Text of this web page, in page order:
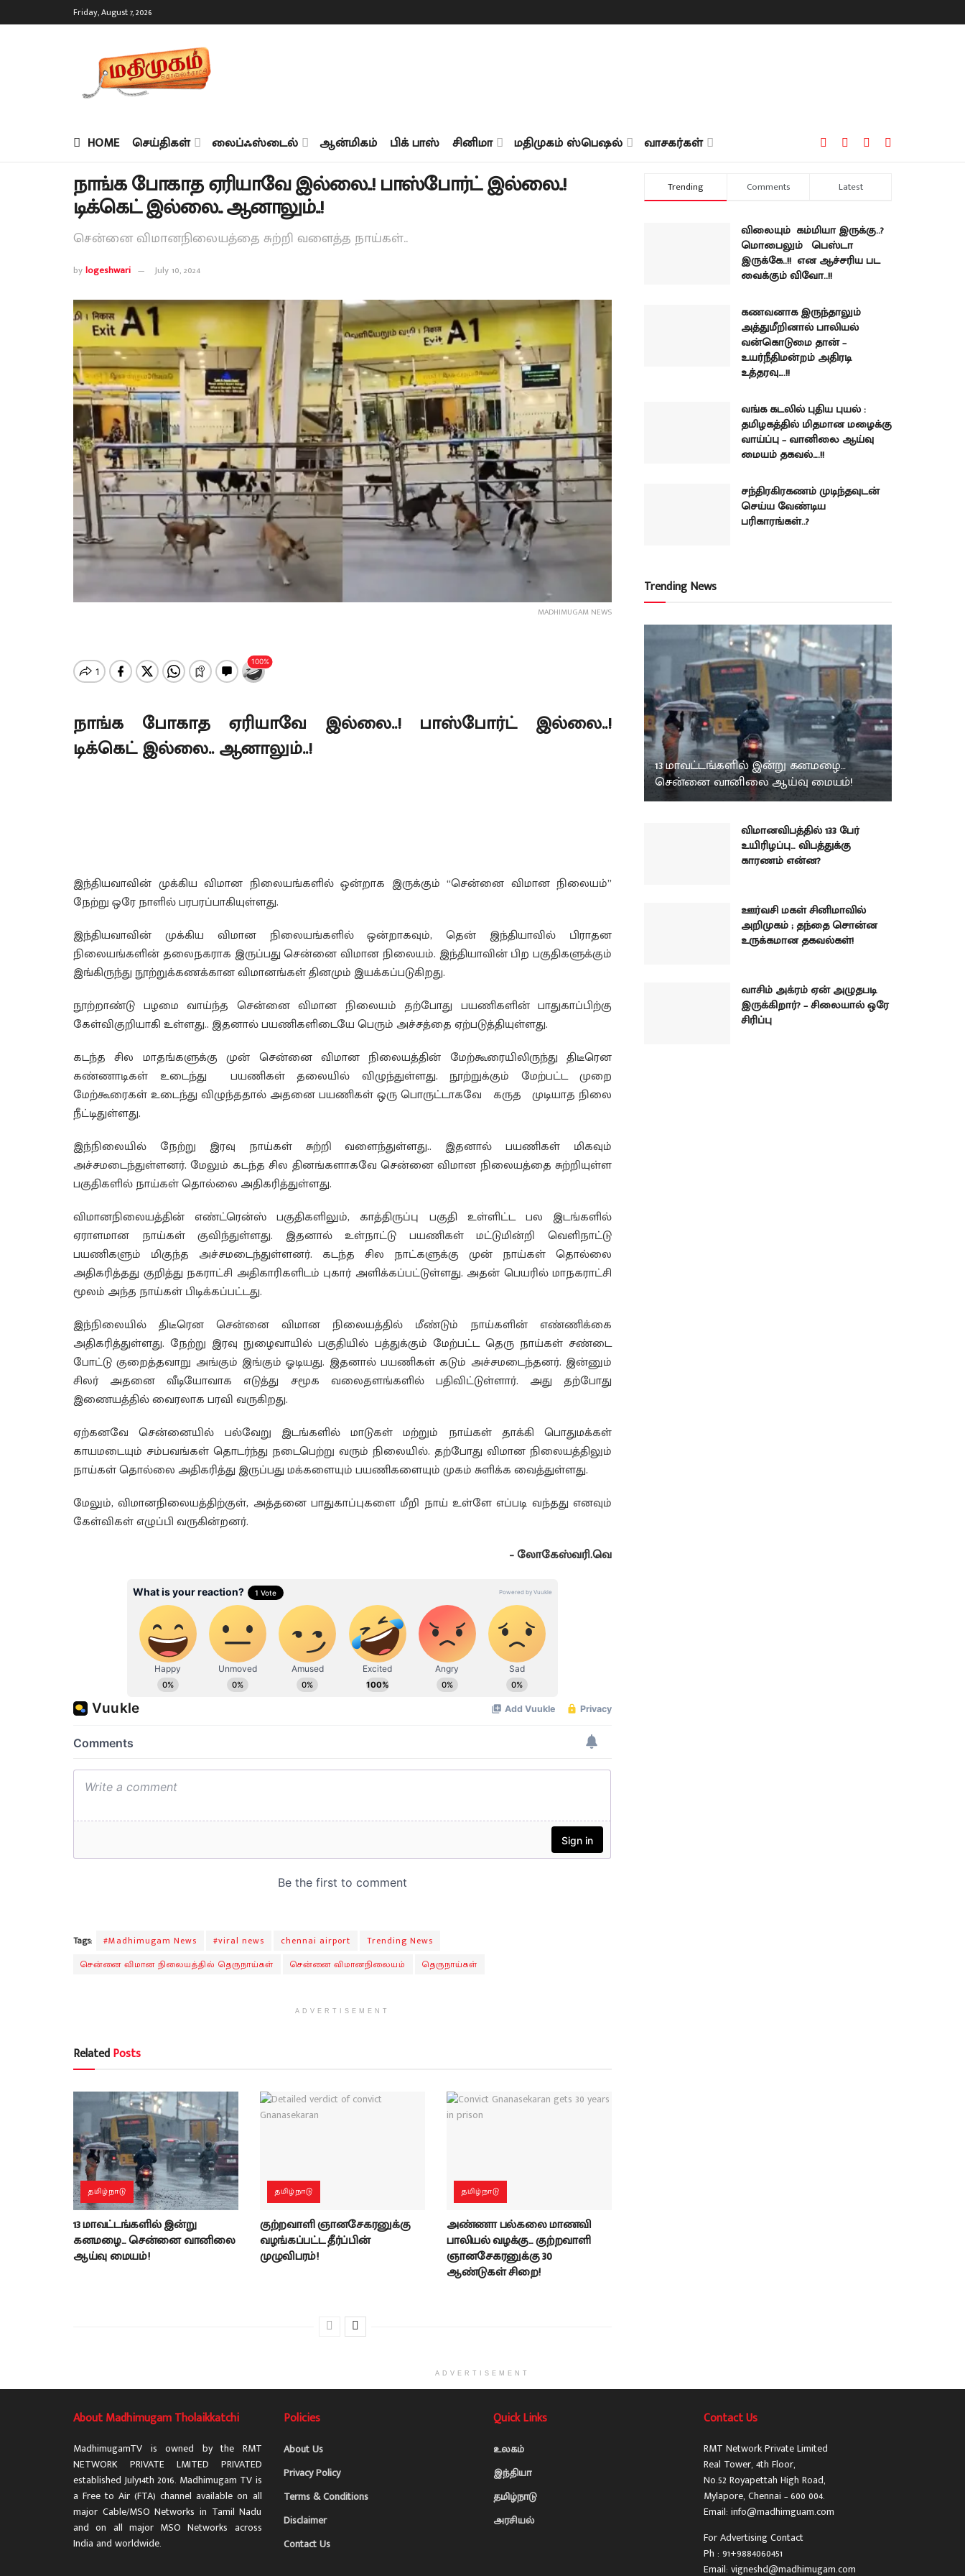
Friday, August 7, 2026
HOME செய்திகள் லைப்ஃஸ்டைல் ஆன்மிகம் பிக் பாஸ் சினிமா மதிமுகம் ஸ்பெஷல் வாசகர்கள்
நாங்க போகாத ஏரியாவே இல்லை..! பாஸ்போர்ட் இல்லை..!
டிக்கெட் இல்லை.. ஆனாலும்..!
சென்னை விமானநிலையத்தை சுற்றி வளைத்த நாய்கள்..
bylogeshwari July 10, 2024
MADHIMUGAM NEWS
நாங்க போகாத ஏரியாவே இல்லை..! பாஸ்போர்ட் இல்லை..!
டிக்கெட் இல்லை.. ஆனாலும்..!
இந்தியவாவின் முக்கிய விமான நிலையங்களில் ஒன்றாக இருக்கும் “சென்னை விமான நிலையம்”
நேற்று ஒரே நாளில் பரபரப்பாகியுள்ளது.
இந்தியவாவின் முக்கிய விமான நிலையங்களில் ஒன்றாகவும், தென் இந்தியாவில் பிராதன
நிலையங்களின் தலைநகராக இருப்பது சென்னை விமான நிலையம். இந்தியாவின் பிற பகுதிகளுக்கும்
இங்கிருந்து நூற்றுக்கணக்கான விமானங்கள் தினமும் இயக்கப்படுகிறது.
நூற்றாண்டு பழமை வாய்ந்த சென்னை விமான நிலையம் தற்போது பயணிகளின் பாதுகாப்பிற்கு
கேள்விகுறியாகி உள்ளது.. இதனால் பயணிகளிடையே பெரும் அச்சத்தை ஏற்படுத்தியுள்ளது.
கடந்த சில மாதங்களுக்கு முன் சென்னை விமான நிலையத்தின் மேற்கூரையிலிருந்து திடீரென
கண்ணாடிகள் உடைந்து பயணிகள் தலையில் விழுந்துள்ளது. நூற்றுக்கும் மேற்பட்ட முறை
மேற்கூரைகள் உடைந்து விழுந்ததால் அதனை பயணிகள் ஒரு பொருட்டாகவே கருத முடியாத நிலை
நீட்டிதுள்ளது.
இந்நிலையில் நேற்று இரவு நாய்கள் சுற்றி வளைந்துள்ளது.. இதனால் பயணிகள் மிகவும்
அச்சமடைந்துள்ளனர். மேலும் கடந்த சில தினங்களாகவே சென்னை விமான நிலையத்தை சுற்றியுள்ள
பகுதிகளில் நாய்கள் தொல்லை அதிகரித்துள்ளது.
விமானநிலையத்தின் எண்ட்ரென்ஸ் பகுதிகளிலும், காத்திருப்பு பகுதி உள்ளிட்ட பல இடங்களில்
ஏராளமான நாய்கள் குவிந்துள்ளது. இதனால் உள்நாட்டு பயணிகள் மட்டுமின்றி வெளிநாட்டு
பயணிகளும் மிகுந்த அச்சமடைந்துள்ளனர். கடந்த சில நாட்களுக்கு முன் நாய்கள் தொல்லை
அதிகரித்தது குறித்து நகராட்சி அதிகாரிகளிடம் புகார் அளிக்கப்பட்டுள்ளது. அதன் பெயரில் மாநகராட்சி
மூலம் அந்த நாய்கள் பிடிக்கப்பட்டது.
இந்நிலையில் திடீரென சென்னை விமான நிலையத்தில் மீண்டும் நாய்களின் எண்ணிக்கை
அதிகரித்துள்ளது. நேற்று இரவு நுழைவாயில் பகுதியில் பத்துக்கும் மேற்பட்ட தெரு நாய்கள் சண்டை
போட்டு குறைத்தவாறு அங்கும் இங்கும் ஓடியது. இதனால் பயணிகள் கடும் அச்சமடைந்தனர். இன்னும்
சிலர் அதனை வீடியோவாக எடுத்து சமூக வலைதளங்களில் பதிவிட்டுள்ளார். அது தற்போது
இணையத்தில் வைரலாக பரவி வருகிறது.
ஏற்கனவே சென்னையில் பல்வேறு இடங்களில் மாடுகள் மற்றும் நாய்கள் தாக்கி பொதுமக்கள்
காயமடையும் சம்பவங்கள் தொடர்ந்து நடைபெற்று வரும் நிலையில். தற்போது விமான நிலையத்திலும்
நாய்கள் தொல்லை அதிகரித்து இருப்பது மக்களையும் பயணிகளையும் முகம் சுளிக்க வைத்துள்ளது.
மேலும், விமானநிலையத்திற்குள், அத்தனை பாதுகாப்புகளை மீறி நாய் உள்ளே எப்படி வந்தது எனவும்
கேள்விகள் எழுப்பி வருகின்றனர்.
– லோகேஸ்வரி.வெ
Tags: #Madhimugam News #viral news chennai airport
Trending News
சென்னை விமான நிலையத்தில் தெருநாய்கள்
சென்னை விமானநிலையம் தெருநாய்கள்
ADVERTISEMENT
RelatedPosts
தமிழ்நாடு
13 மாவட்டங்களில் இன்று
கனமழை… சென்னை வானிலை
ஆய்வு மையம்!
தமிழ்நாடு
குற்றவாளி ஞானசேகரனுக்கு
வழங்கப்பட்ட தீர்ப்பின்
முழுவிபரம்!
தமிழ்நாடு
அண்ணா பல்கலை மாணவி
பாலியல் வழக்கு… குற்றவாளி
ஞானசேகரனுக்கு 30
ஆண்டுகள் சிறை!
Trending Comments Latest
விலையும் கம்மியா இருக்கு..?
மொபைலும் பெஸ்டா
இருக்கே..!! என ஆச்சரிய பட
வைக்கும் விவோ..!!
கணவனாக இருந்தாலும்
அத்துமீறினால் பாலியல்
வன்கொடுமை தான் –
உயர்நீதிமன்றம் அதிரடி
உத்தரவு….!!
வங்க கடலில் புதிய புயல் :
தமிழகத்தில் மிதமான மழைக்கு
வாய்ப்பு – வானிலை ஆய்வு
மையம் தகவல்….!!
சந்திரகிரகணம் முடிந்தவுடன்
செய்ய வேண்டிய
பரிகாரங்கள்..?
Trending News
13 மாவட்டங்களில் இன்று கனமழை…
சென்னை வானிலை ஆய்வு மையம்!
விமானவிபத்தில் 133 பேர்
உயிரிழப்பு… விபத்துக்கு
காரணம் என்ன?
ஊர்வசி மகள் சினிமாவில்
அறிமுகம் ; தந்தை சொன்ன
உருக்கமான தகவல்கள்!
வாசிம் அக்ரம் ஏன் அழுதபடி
இருக்கிறார்? – சிலையால் ஒரே
சிரிப்பு
ADVERTISEMENT
About Madhimugam Tholaikkatchi
MadhimugamTV is owned by the RMT
NETWORK PRIVATE LMITED PRIVATED
established July14th 2016. Madhimugam TV is
a Free to Air (FTA) channel available on all
major Cable/MSO Networks in Tamil Nadu
and on all major MSO Networks across
India and worldwide.
Policies
About Us
Privacy Policy
Terms & Conditions
Disclaimer
Contact Us
Quick Links
உலகம்
இந்தியா
தமிழ்நாடு
அரசியல்
Contact Us
RMT Network Private Limited
Real Tower, 4th Floor,
No.52 Royapettah High Road,
Mylapore, Chennai – 600 004.
Email: info@madhimguam.com
For Advertising Contact
Ph : 91+9884060451
Email: vigneshd@madhimugam.com